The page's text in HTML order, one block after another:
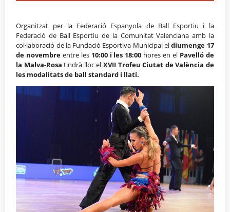
Organitzat per la Federació Espanyola de Ball Esportiu i la
Federació de Ball Esportiu de la Comunitat Valenciana amb la
col·laboració de la Fundació Esportiva Municipal eldiumenge 17
de novembre entre les 10:00 i les 18:00 hores en el Pavelló de
la Malva-Rosa tindrà lloc el XVII Trofeu Ciutat de València de
les modalitats de ball standard i llatí.